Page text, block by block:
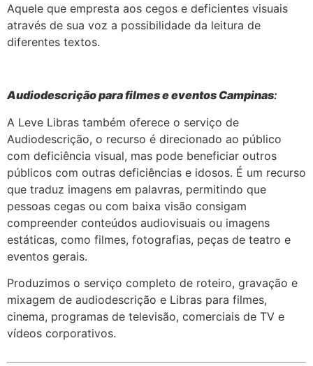
Aquele que empresta aos cegos e deficientes visuais
através de sua voz a possibilidade da leitura de
diferentes textos.
Audiodescrição para filmes e eventos Campinas:
A Leve Libras também oferece o serviço de
Audiodescrição, o recurso é direcionado ao público
com deficiência visual, mas pode beneficiar outros
públicos com outras deficiências e idosos. É um recurso
que traduz imagens em palavras, permitindo que
pessoas cegas ou com baixa visão consigam
compreender conteúdos audiovisuais ou imagens
estáticas, como filmes, fotografias, peças de teatro e
eventos gerais.
Produzimos o serviço completo de roteiro, gravação e
mixagem de audiodescrição e Libras para filmes,
cinema, programas de televisão, comerciais de TV e
vídeos corporativos.